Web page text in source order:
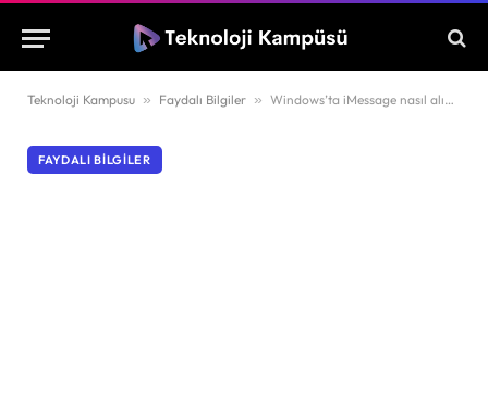
Teknoloji Kampusu » Faydalı Bilgiler » Windows’ta iMessage nasıl alınır?
FAYDALI BILGILER